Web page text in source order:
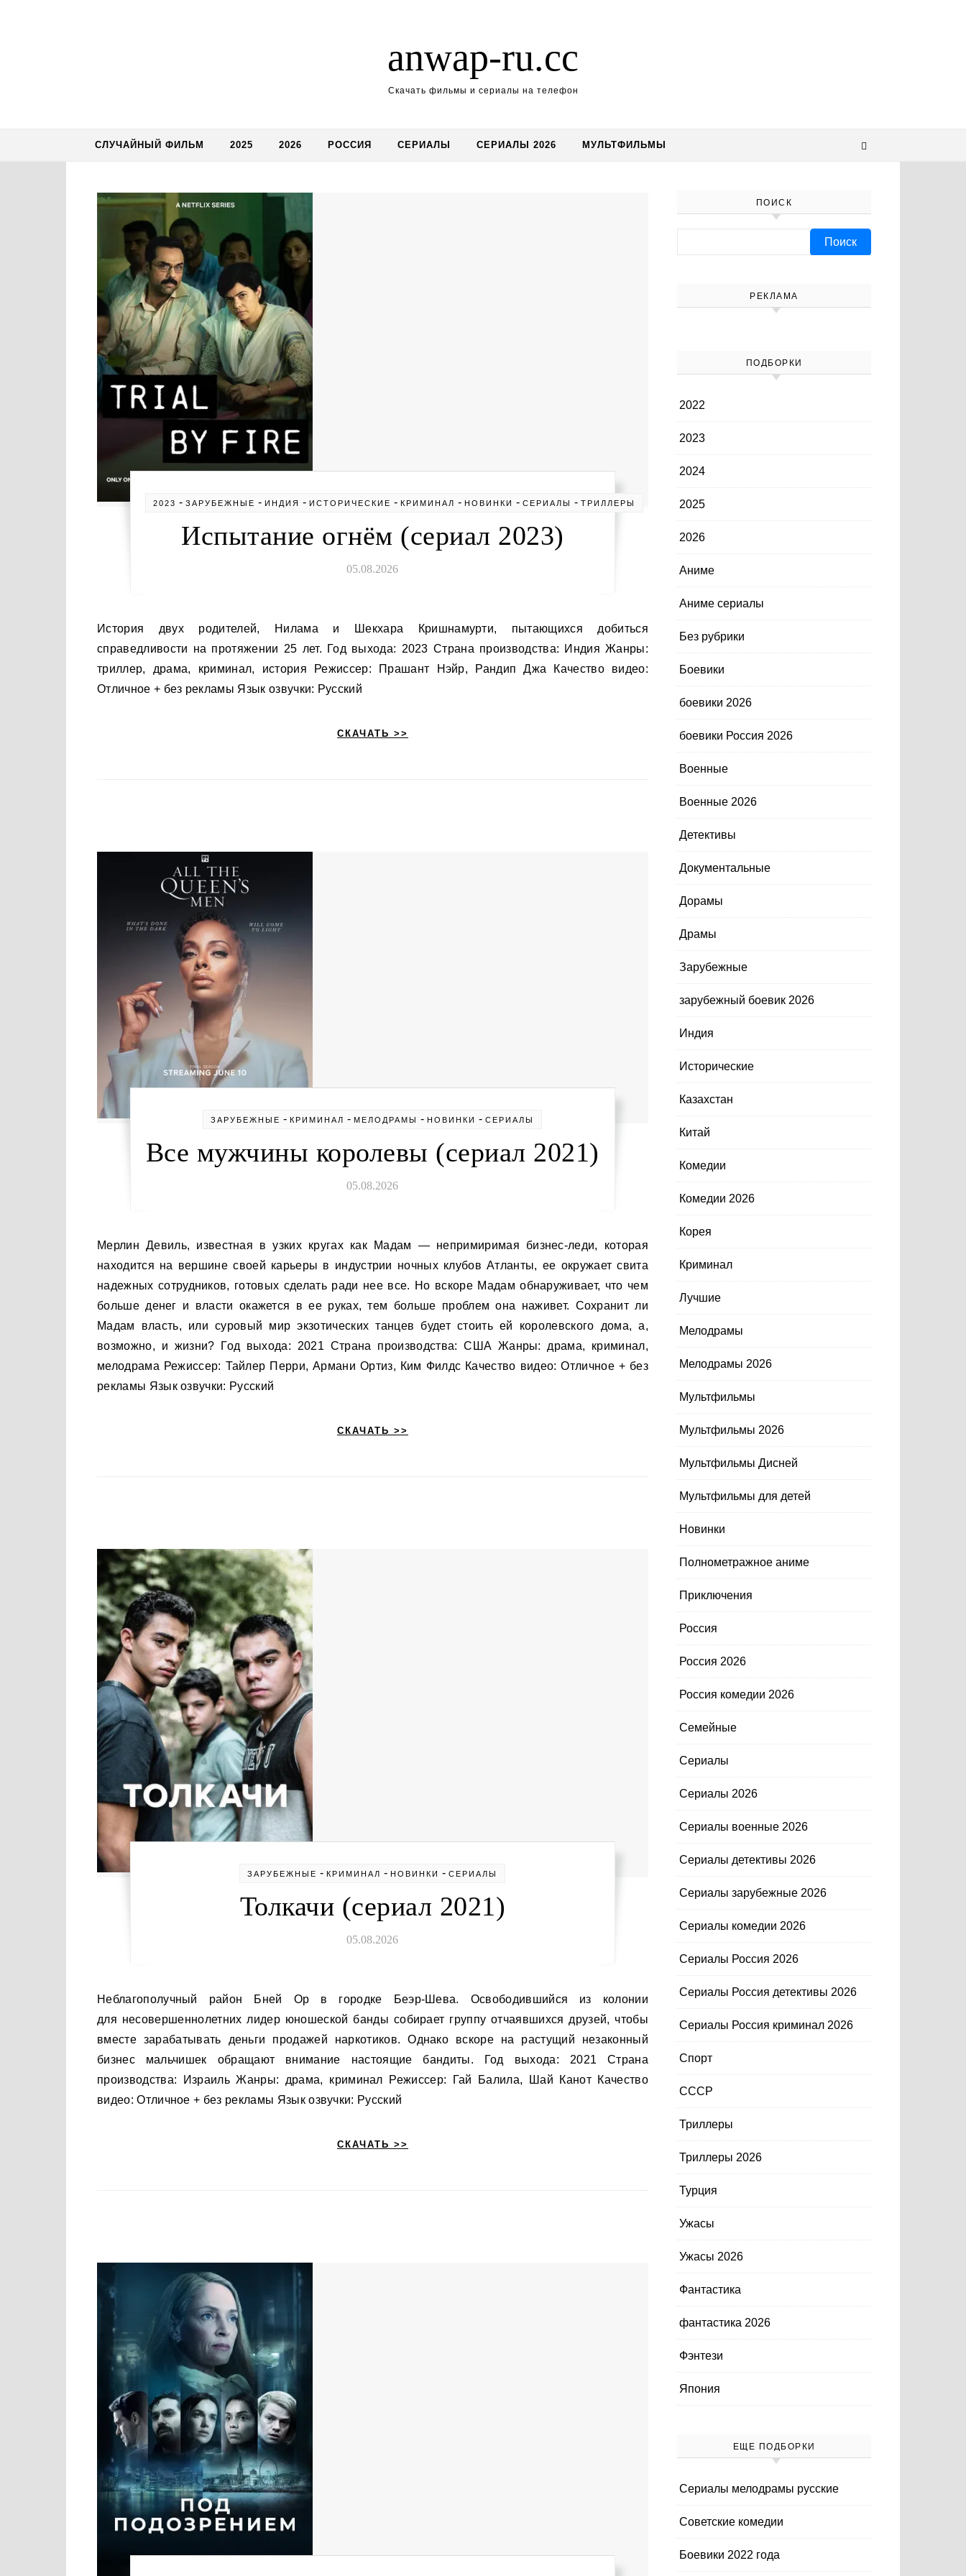
anwap-ru.cc
Скачать фильмы и сериалы на телефон
СЛУЧАЙНЫЙ ФИЛЬМ 2025 2026 РОССИЯ СЕРИАЛЫ СЕРИАЛЫ 2026 МУЛЬТФИЛЬМЫ
2023 -ЗАРУБЕЖНЫЕ -ИНДИЯ -ИСТОРИЧЕСКИЕ -КРИМИНАЛ -НОВИНКИ -СЕРИАЛЫ -ТРИЛЛЕРЫ
Испытание огнём (сериал 2023)
05.08.2026
История двух родителей, Нилама и Шекхара Кришнамурти, пытающихся добиться
справедливости на протяжении 25 лет. Год выхода: 2023 Страна производства: Индия Жанры:
триллер, драма, криминал, история Режиссер: Прашант Нэйр, Рандип Джа Качество видео:
Отличное + без рекламы Язык озвучки: Русский
СКАЧАТЬ >>
ЗАРУБЕЖНЫЕ -КРИМИНАЛ -МЕЛОДРАМЫ -НОВИНКИ -СЕРИАЛЫ
Все мужчины королевы (сериал 2021)
05.08.2026
Мерлин Девиль, известная в узких кругах как Мадам — непримиримая бизнес-леди, которая
находится на вершине своей карьеры в индустрии ночных клубов Атланты, ее окружает свита
надежных сотрудников, готовых сделать ради нее все. Но вскоре Мадам обнаруживает, что чем
больше денег и власти окажется в ее руках, тем больше проблем она наживет. Сохранит ли
Мадам власть, или суровый мир экзотических танцев будет стоить ей королевского дома, а,
возможно, и жизни? Год выхода: 2021 Страна производства: США Жанры: драма, криминал,
мелодрама Режиссер: Тайлер Перри, Армани Ортиз, Ким Филдс Качество видео: Отличное + без
рекламы Язык озвучки: Русский
СКАЧАТЬ >>
ЗАРУБЕЖНЫЕ -КРИМИНАЛ -НОВИНКИ -СЕРИАЛЫ
Толкачи (сериал 2021)
05.08.2026
Неблагополучный район Бней Ор в городке Беэр-Шева. Освободившийся из колонии
для несовершеннолетних лидер юношеской банды собирает группу отчаявшихся друзей, чтобы
вместе зарабатывать деньги продажей наркотиков. Однако вскоре на растущий незаконный
бизнес мальчишек обращают внимание настоящие бандиты. Год выхода: 2021 Страна
производства: Израиль Жанры: драма, криминал Режиссер: Гай Балила, Шай Канот Качество
видео: Отличное + без рекламы Язык озвучки: Русский
СКАЧАТЬ >>
ПОИСК
РЕКЛАМА
ПОДБОРКИ
2022
2023
2024
2025
2026
Аниме
Аниме сериалы
Без рубрики
Боевики
боевики 2026
боевики Россия 2026
Военные
Военные 2026
Детективы
Документальные
Дорамы
Драмы
Зарубежные
зарубежный боевик 2026
Индия
Исторические
Казахстан
Китай
Комедии
Комедии 2026
Корея
Криминал
Лучшие
Мелодрамы
Мелодрамы 2026
Мультфильмы
Мультфильмы 2026
Мультфильмы Дисней
Мультфильмы для детей
Новинки
Полнометражное аниме
Приключения
Россия
Россия 2026
Россия комедии 2026
Семейные
Сериалы
Сериалы 2026
Сериалы военные 2026
Сериалы детективы 2026
Сериалы зарубежные 2026
Сериалы комедии 2026
Сериалы Россия 2026
Сериалы Россия детективы 2026
Сериалы Россия криминал 2026
Спорт
СССР
Триллеры
Триллеры 2026
Турция
Ужасы
Ужасы 2026
Фантастика
фантастика 2026
Фэнтези
Япония
ЕЩЕ ПОДБОРКИ
Cериалы мелодрамы русские
Cоветские комедии
Боевики 2022 года